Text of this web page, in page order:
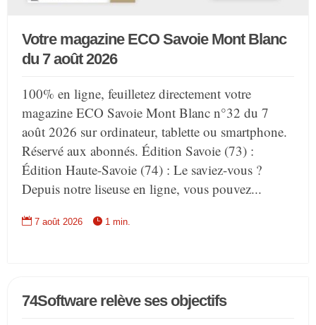
Votre magazine ECO Savoie Mont Blanc
du 7 août 2026
100% en ligne, feuilletez directement votre
magazine ECO Savoie Mont Blanc n°32 du 7
août 2026 sur ordinateur, tablette ou smartphone.
Réservé aux abonnés. Édition Savoie (73) :
Édition Haute-Savoie (74) : Le saviez-vous ?
Depuis notre liseuse en ligne, vous pouvez...
 7 août 2026  1 min.
74Software relève ses objectifs